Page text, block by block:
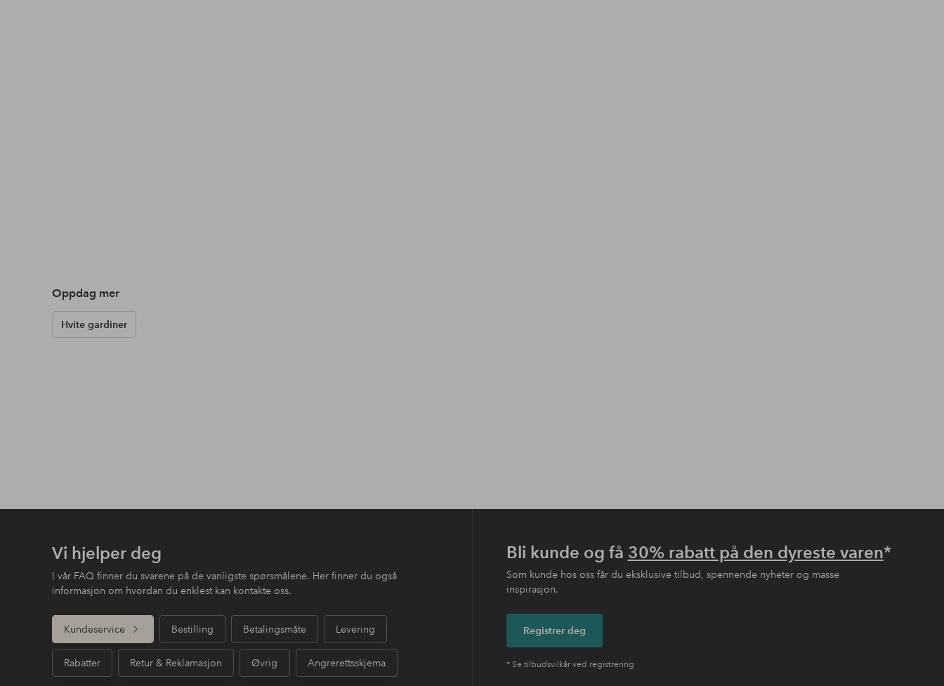
Oppdag mer
Hvite gardiner
Vi hjelper deg
I vår FAQ finner du svarene på de vanligste spørsmålene. Her finner du også
informasjon om hvordan du enklest kan kontakte oss.
Kundeservice Bestilling Betalingsmåte Levering
Rabatter Retur & Reklamasjon Øvrig Angrerettsskjema
Bli kunde og få 30% rabatt på den dyreste varen*
Som kunde hos oss får du eksklusive tilbud, spennende nyheter og masse
inspirasjon.
Registrer deg
* Se tilbudsvilkår ved registrering